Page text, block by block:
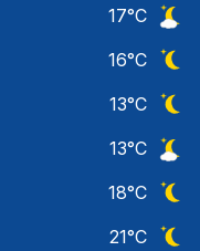
17°C
16°C
13°C
13°C
18°C
21°C